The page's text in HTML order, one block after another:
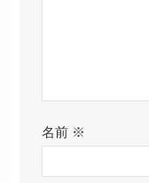
名前 ※